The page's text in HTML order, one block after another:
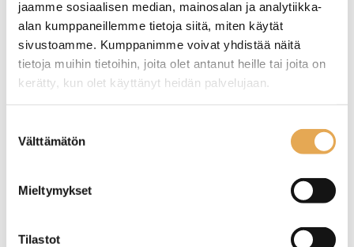
jaamme sosiaalisen median, mainosalan ja analytiikka-
alan kumppaneillemme tietoja siitä, miten käytät
sivustoamme. Kumppanimme voivat yhdistää näitä
tietoja muihin tietoihin, joita olet antanut heille tai joita on
kerätty, kun olet käyttänyt heidän palvelujaan.
valinta
Välttämätön
Mieltymykset
Tilastot
Blush